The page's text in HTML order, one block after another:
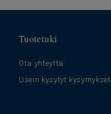
Tuotetuki
Ota yhteyttä
Usein kysytyt kysymykset